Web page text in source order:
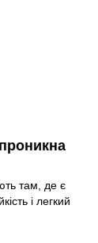
там, де є
і легкий